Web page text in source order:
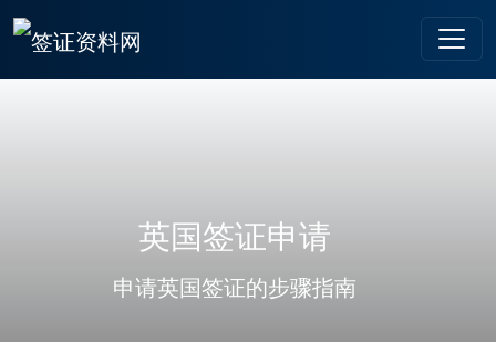
英国签证申请
申请英国签证的步骤指南